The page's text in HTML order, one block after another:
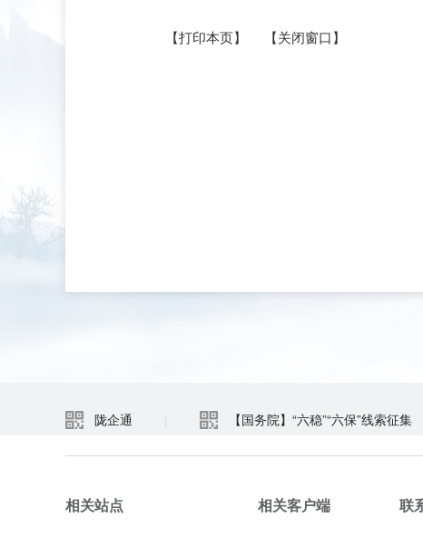
【打印本页】 【关闭窗口】
陇企通 【国务院】“六稳”“六保”线索征集
相关站点 相关客户端 联